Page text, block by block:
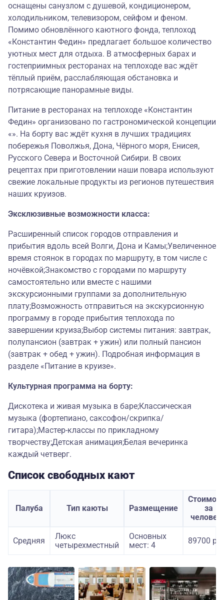
оснащены санузлом с душевой, кондиционером,
холодильником, телевизором, сейфом и феном.
Помимо обновлённого каютного фонда, теплоход
«Константин Федин» предлагает большое количество
уютных мест для отдыха. В атмосферных барах и
гостеприимных ресторанах на теплоходе вас ждёт
тёплый приём, расслабляющая обстановка и
потрясающие панорамные виды.
Питание в ресторанах на теплоходе «Константин
Федин» организовано по гастрономической концепции
«». На борту вас ждёт кухня в лучших традициях
побережья Поволжья, Дона, Чёрного моря, Енисея,
Русского Севера и Восточной Сибири. В своих
рецептах при приготовлении наши повара используют
свежие локальные продукты из регионов путешествия
наших круизов.
Эксклюзивные возможности класса:
Расширенный список городов отправления и
прибытия вдоль всей Волги, Дона и Камы;Увеличенное
время стоянок в городах по маршруту, в том числе с
ночёвкой;Знакомство с городами по маршруту
самостоятельно или вместе с нашими
экскурсионными группами за дополнительную
плату;Возможность отправиться на экскурсионную
программу в городе прибытия теплохода по
завершении круиза;Выбор системы питания: завтрак,
полупансион (завтрак + ужин) или полный пансион
(завтрак + обед + ужин). Подробная информация в
разделе «Питание в круизе».
Культурная программа на борту:
Дискотека и живая музыка в баре;Классическая
музыка (фортепиано, саксофон/скрипка/
гитара);Мастер-классы по прикладному
творчеству;Детская анимация;Белая вечеринка
каждый четверг.
Список свободных кают
Палуба Тип каюты Размещение
за
Средняя
Люкс
четырехместный
Основных
мест: 4
89700